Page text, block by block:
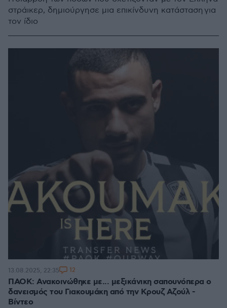
στράικερ, δημιούργησε μια επικίνδυνη κατάσταση για
τον ίδιο
ΠΑΟΚ: Ανακοινώθηκε με... μεξικάνικη σαπουνόπερα ο
δανεισμός του Γιακουμάκη από την Κρουζ Αζούλ -
Βίντεο
13.08.2025, 22:35 12